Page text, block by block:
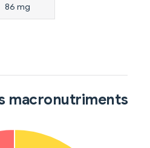
86 mg
macronutriments